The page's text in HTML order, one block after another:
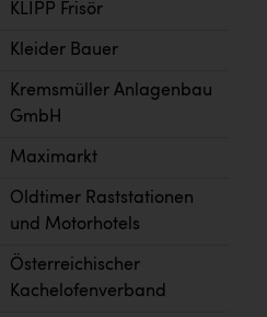
KLIPP Frisör
Kleider Bauer
Kremsmüller Anlagenbau
GmbH
Maximarkt
Oldtimer Raststationen
und Motorhotels
Österreichischer
Kachelofenverband